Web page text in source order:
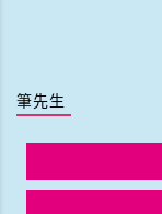
筆先生